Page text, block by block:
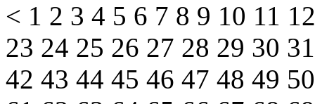
< 1 2 3 4 5 6 7 8 9 10 11
23 24 25 26 27 28 29 30
42 43 44 45 46 47 48 49